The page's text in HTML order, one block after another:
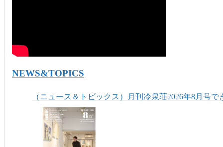
NEWS&TOPICS
（ニュース＆トピックス）月刊冷泉荘2026年8月号で